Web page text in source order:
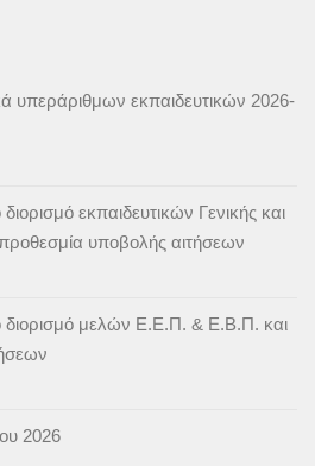
υπεράριθμων εκπαιδευτικών 2026-
εκπαιδευτικών Γενικής και
υποβολής αιτήσεων
διορισμό μελών Ε.Ε.Π. & Ε.Β.Π. και
2026